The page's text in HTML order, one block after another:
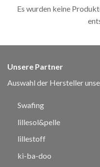
Es wurden keine
Unsere Partner
Auswahl der Hersteller
Swafing
lillesol&pelle
lillestoff
ki-ba-doo